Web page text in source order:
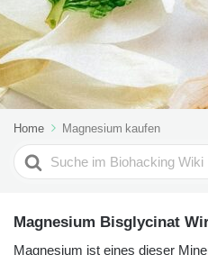
Home Magnesium kaufen
Search
For
Magnesium Bisglycinat
Magnesium ist eines dieser